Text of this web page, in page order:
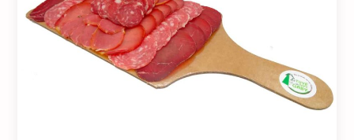
peuvent
être
choisies
sur